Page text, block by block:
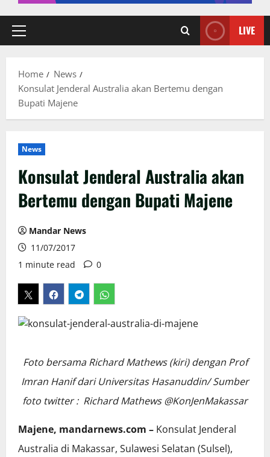
Primary
LIVE
Home
News
Konsulat Jenderal Australia akan Bertemu dengan
Bupati Majene
News
Konsulat Jenderal Australia akan
Bertemu dengan Bupati Majene
Mandar News
11/07/2017
1 minute read
0
Foto bersama Richard Mathews (kiri) dengan Prof
Imran Hanif dari Universitas Hasanuddin/ Sumber
foto twitter : Richard Mathews @KonJenMakassar
Majene, mandarnews.com – Konsulat Jenderal
Australia di Makassar, Sulawesi Selatan (Sulsel),